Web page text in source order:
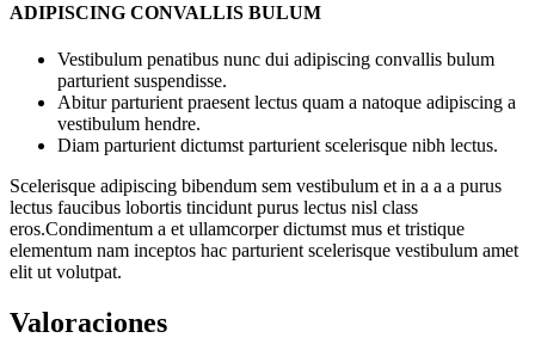
ADIPISCING CONVALLIS BULUM
Vestibulum penatibus nunc dui adipiscing convallis bulum
parturient suspendisse.
Abitur parturient praesent lectus quam a natoque adipiscing a
vestibulum hendre.
Diam parturient dictumst parturient scelerisque nibh lectus.
Scelerisque adipiscing bibendum sem vestibulum et in a a a purus
lectus faucibus lobortis tincidunt purus lectus nisl class
eros.Condimentum a et ullamcorper dictumst mus et tristique
elementum nam inceptos hac parturient scelerisque vestibulum amet
elit ut volutpat.
Valoraciones